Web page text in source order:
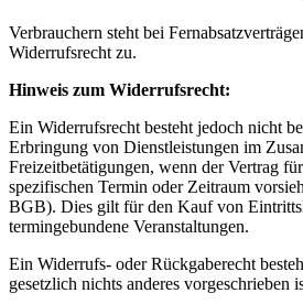
Verbrauchern steht bei
Widerrufsrecht zu.
Hinweis zum Widerrufsrecht:
Ein Widerrufsrecht besteht jedoch nicht
Erbringung von Dienstleistungen im
Freizeitbetätigungen, wenn der Vertrag
spezifischen Termin oder Zeitraum
BGB). Dies gilt für den Kauf von
termingebundene Veranstaltungen.
Ein Widerrufs- oder Rückgaberecht
gesetzlich nichts anderes vorgeschrieben